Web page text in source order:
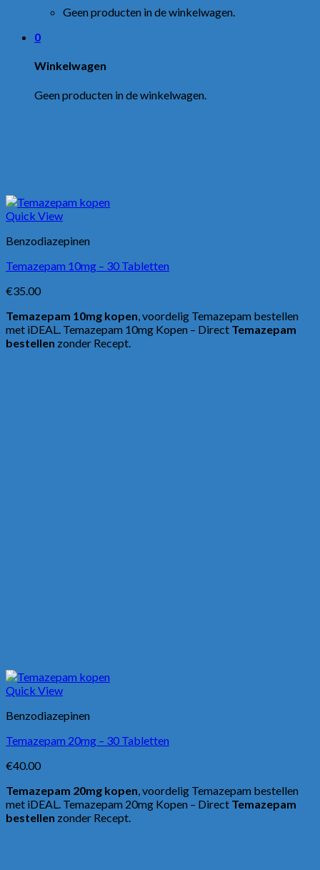
Geen producten in de winkelwagen.
0
Winkelwagen
Geen producten in de winkelwagen.
Quick View
Benzodiazepinen
Temazepam 10mg – 30 Tabletten
€35.00
Temazepam 10mg kopen, voordelig Temazepam bestellen
met iDEAL. Temazepam 10mg Kopen – Direct Temazepam
bestellen zonder Recept.
Quick View
Benzodiazepinen
Temazepam 20mg – 30 Tabletten
€40.00
Temazepam 20mg kopen, voordelig Temazepam bestellen
met iDEAL. Temazepam 20mg Kopen – Direct Temazepam
bestellen zonder Recept.